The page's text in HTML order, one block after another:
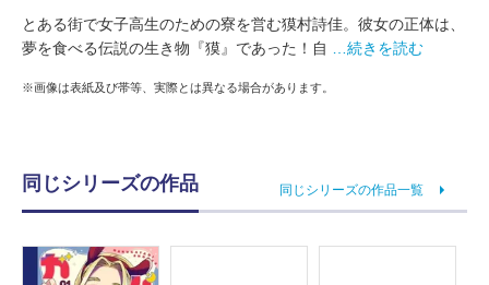
とある街で女子高生のための寮を営む獏村詩佳。彼女の正体は、
夢を食べる伝説の生き物『獏』であった！自
…続きを読む
※画像は表紙及び帯等、実際とは異なる場合があります。
同じシリーズの作品 同じシリーズの作品一覧